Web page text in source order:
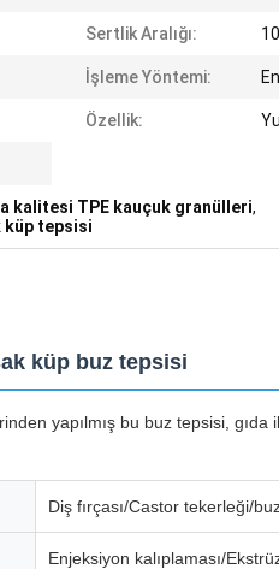
Sertlik Aralığı:
İşleme Yöntemi:
Özellik:
kalitesi TPE kauçuk granülleri,
küp tepsisi
küp buz tepsisi
yapılmış bu buz tepsisi,
Diş fırçası/Castor tekerleği/
Enjeksiyon kalıplaması/